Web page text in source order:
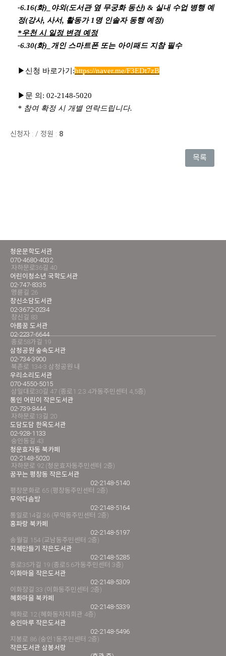
-6.16(화)_야외(도서관 옆 무궁화 동산) & 실내 수업 병행 예
정(강사, 사서, 활동가 1명 인솔자 동행 예정)
*우천 시 일정 변경 예정
-6.30(화)_개인 스마트폰 또는 아이패드 지참 필수
▶신청 바로가기:https://naver.me/F3EDt7zB
▶문 의: 02-2148-5020
* 참여 확정 시 개별 연락드립니다.
신청자 : / 정원 : 8
목록
청운문학도서관
070-4680-4032
자하문로36길 40
어린이청소년 국학도서관
02-747-8335
명륜길 26
창신소담도서관
02-3672-0234
창신길 83
아름꿈 도서관
02-2237-6644
종로58가길 19
삼청공원 숲속도서관
02-734-3900
북촌로 134-3 삼청공원 내
우리소리도서관
070-4550-5015
삼일대로30길 47 (종로1.2.3.4가동주민센터 4,5층)
통인 어린이 작은도서관
02-739-8444
자하문로13길 20
도담도담 한옥도서관
02-928-1133
숭인동길 43
청운효자동 북카페
02-2148-5020
자하문로 92 (청운효자동주민센터 2층)
꿈꾸는 평창동 작은도서관
02-2148-5140
평창문화로 65 (평창동주민센터 2층)
무악다솜방
02-2148-5164
통일로14길 36 (무악동주민센터 2층)
홍파랑 북카페
02-2148-5197
송월길 154 (교남동주민센터 2층)
지혜만들기 작은도서관
02-2148-5285
종로35가길 19 (종로5.6가동주민센터 3층)
이화마을 작은도서관
02-2148-5309
이화장길 33 (이화동주민센터 2층)
혜화마을 북카페
02-2148-5339
혜화로 12 (혜화동자치회관 4층)
숭인마루 작은도서관
02-2148-5496
지봉로 86 (숭인1동주민센터 2층)
작은도서관 삼봉서랑